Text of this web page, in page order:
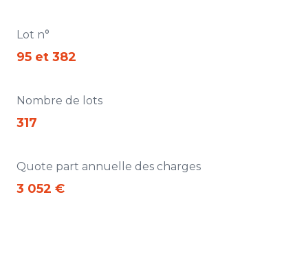
Lot n°
95 et 382
Nombre de lots
317
Quote part annuelle des charges
3 052 €